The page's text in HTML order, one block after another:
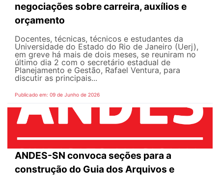
negociações sobre carreira, auxílios e
orçamento
Docentes, técnicas, técnicos e estudantes da
Universidade do Estado do Rio de Janeiro (Uerj),
em greve há mais de dois meses, se reuniram no
último dia 2 com o secretário estadual de
Planejamento e Gestão, Rafael Ventura, para
discutir as principais...
Publicado em: 09 de Junho de 2026
ANDES-SN convoca seções para a
construção do Guia dos Arquivos e